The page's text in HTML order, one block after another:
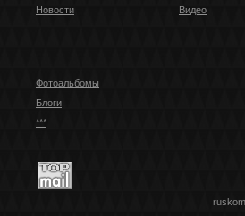
Новости
Видео
Фотоальбомы
Блоги
***